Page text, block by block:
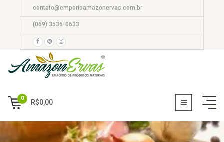
contato@emporioamazonervas.com.br
(069) 3536-0633
0
R$0,00